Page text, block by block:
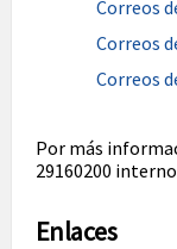
Correos
Correos
Correos
Por más
29160200
Enlaces